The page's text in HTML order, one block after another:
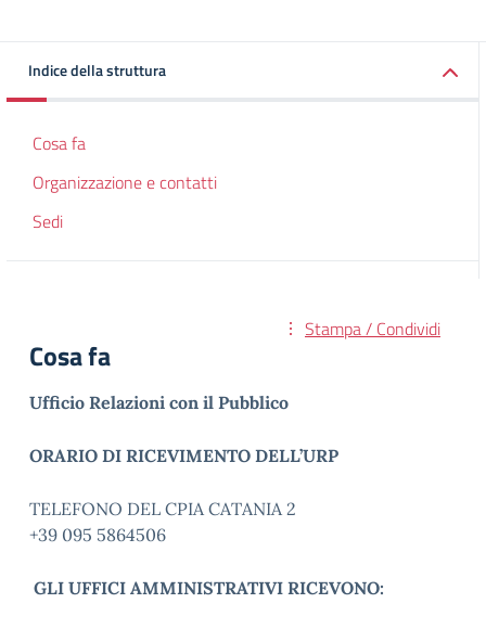
Indice della struttura
Cosa fa
Organizzazione e contatti
Sedi
Stampa / Condividi
Cosa fa
Ufficio Relazioni con il Pubblico
ORARIO DI RICEVIMENTO DELL’URP
TELEFONO DEL CPIA CATANIA 2
+39 095 5864506
GLI UFFICI AMMINISTRATIVI RICEVONO: